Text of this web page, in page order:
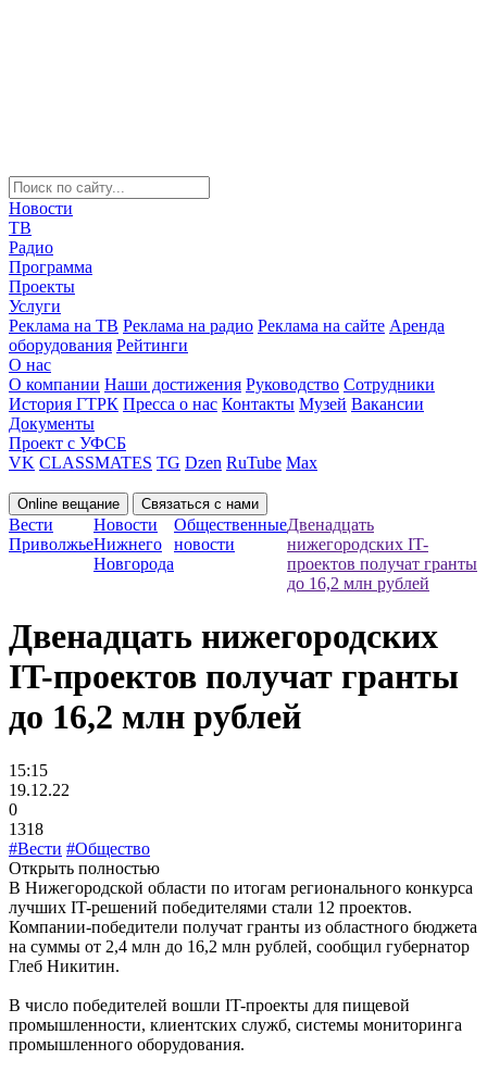
Новости
ТВ
Радио
Программа
Проекты
Услуги
Реклама на ТВ Реклама на радио Реклама на сайте Аренда
оборудования Рейтинги
О нас
О компании Наши достижения Руководство Сотрудники
История ГТРК Пресса о нас Контакты Музей Вакансии
Документы
Проект с УФСБ
VK CLASSMATES TG Dzen RuTube Max
Online вещание Связаться с нами
Вести
Приволжье
Новости
Нижнего
Новгорода
Общественные
новости
Двенадцать
нижегородских IT-
проектов получат гранты
до 16,2 млн рублей
Двенадцать нижегородских
IT-проектов получат гранты
до 16,2 млн рублей
15:15
19.12.22
0
1318
#Вести #Общество
Открыть полностью
В Нижегородской области по итогам регионального конкурса
лучших IT-решений победителями стали 12 проектов.
Компании-победители получат гранты из областного бюджета
на суммы от 2,4 млн до 16,2 млн рублей, сообщил губернатор
Глеб Никитин.
В число победителей вошли IT-проекты для пищевой
промышленности, клиентских служб, системы мониторинга
промышленного оборудования.